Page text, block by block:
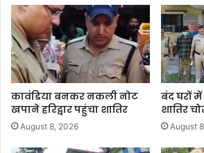
कावंडिया बनकर नकली नोट
खपाने हरिद्वार पहुंचा शातिर
August 8, 2026
बंद घरों
शातिर
August